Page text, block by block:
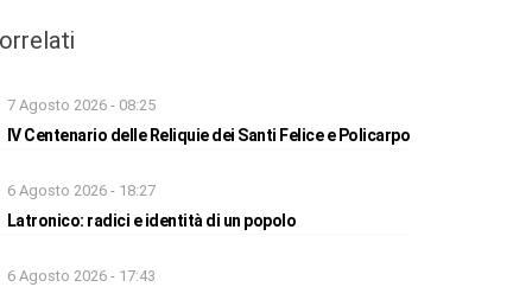
7 Agosto 2026 - 08:25
IV Centenario delle Reliquie dei Santi Felice e Policarpo
6 Agosto 2026 - 18:27
Latronico: radici e identità di un popolo
6 Agosto 2026 - 17:43